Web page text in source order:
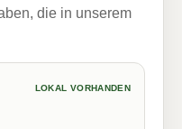
die in unserem
LOKAL VORHANDEN